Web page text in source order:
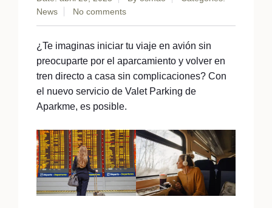
News
No comments
¿Te imaginas iniciar tu viaje en avión sin
preocuparte por el aparcamiento y volver en
tren directo a casa sin complicaciones? Con
el nuevo servicio de Valet Parking de
Aparkme, es posible.